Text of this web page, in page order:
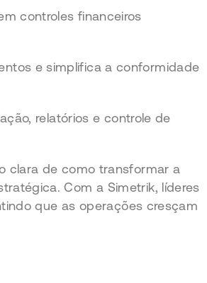
controles financeiros
e simplifica a conformidade
relatórios e controle de
clara de como transformar a
Com a Simetrik, líderes
que as operações cresçam